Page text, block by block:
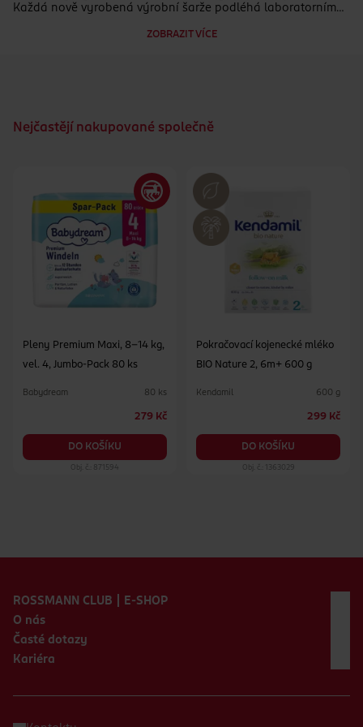
Každá nově vyrobená výrobní šarže podléhá laboratornímu
ZOBRAZIT VÍCE
Nejčastějí nakupované společně
Pleny Premium Maxi, 8–14 kg,
vel. 4, Jumbo-Pack 80 ks
Babydream 80 ks
279 Kč
DO KOŠÍKU
Obj. č.: 871594
Pokračovací kojenecké mléko
BIO Nature 2, 6m+ 600 g
Kendamil 600 g
299 Kč
DO KOŠÍKU
Obj. č.: 1363029
ROSSMANN CLUB | E-SHOP
O nás
Časté dotazy
Kariéra